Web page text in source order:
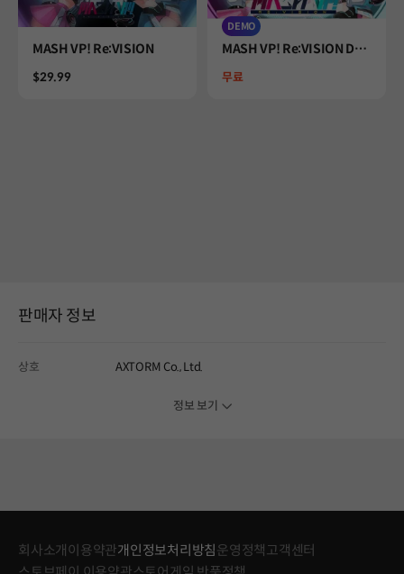
Product
MASH VP! Re:VISION
Price
$29.99
DEMO
Product
MASH VP! Re:VISION De
Price
무료
판매자 정보
상호 AXTORM Co., Ltd.
정보 보기
회사소개 이용약관개인정보처리방침 운영정책고객센터